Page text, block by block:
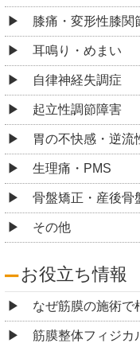
膝痛・変形性膝関
耳鳴り・めまい
自律神経失調症
起立性調節障害
胃の不快感・逆流
生理痛・PMS
骨盤矯正・産後骨
その他
お役立ち情報
なぜ筋膜の施術で
筋膜整体フィジカ